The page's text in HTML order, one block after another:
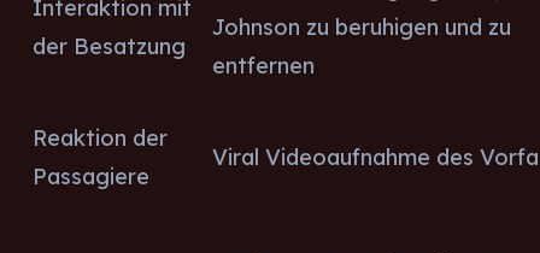
Interaktion mit
der Besatzung
Johnson zu beruhigen und zu
entfernen
Reaktion der
Passagiere
Viral Videoaufnahme des